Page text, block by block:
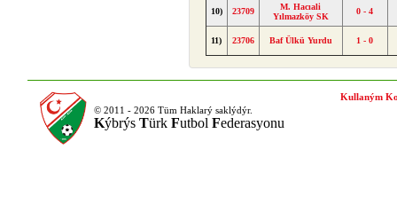
10) 23709
M. Hacıali
Yılmazköy SK
0 - 4
11) 23706 Baf Ülkü Yurdu 1 - 0
© 2011 - 2026 Tüm Haklarý saklýdýr.
Kýbrýs Türk Futbol Federasyonu
Kullaným